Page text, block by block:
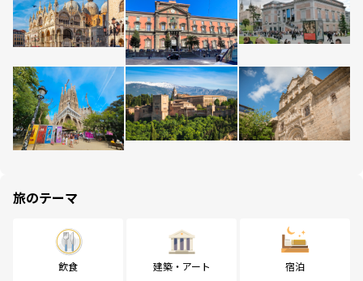
旅のテーマ
飲食 建築・アート 宿泊